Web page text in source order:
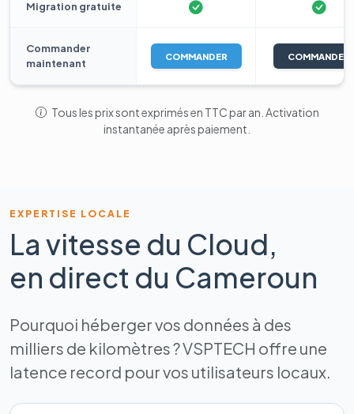
Migration gratuite
Commander
maintenant
COMMANDER COMMANDER
Tous les prix sont exprimés en TTC par an. Activation
instantanée après paiement.
EXPERTISE LOCALE
La vitesse du Cloud,
en direct du Cameroun
Pourquoi héberger vos données à des
milliers de kilomètres ? VSPTECH offre une
latence record pour vos utilisateurs locaux.